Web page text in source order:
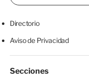
Directorio
Aviso de Privacidad
Secciones